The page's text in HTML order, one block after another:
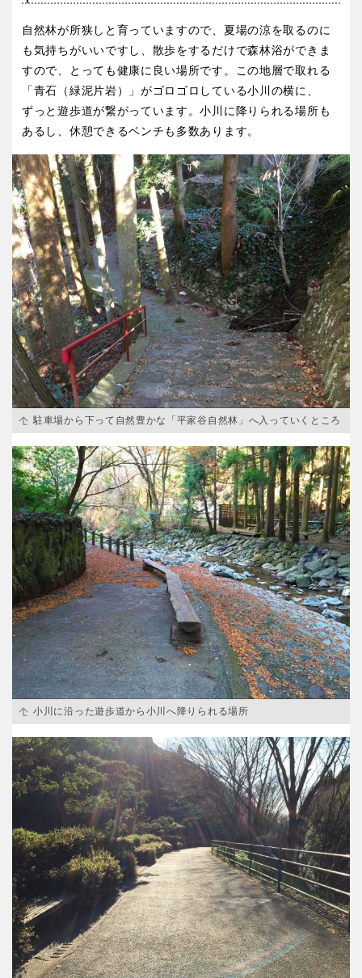
九州・沖縄
福岡 佐賀
長崎
大分 宮崎
鹿児島 沖縄
特徴で探す
自然林が所狭しと育っていますので、夏場の涼を取るのに
も気持ちがいいですし、散歩をするだけで森林浴ができま
すので、とっても健康に良い場所です。この地層で取れる
「青石（緑泥片岩）」がゴロゴロしている小川の横に、
ずっと遊歩道が繋がっています。小川に降りられる場所も
あるし、休憩できるベンチも多数あります。
駐車場から下って自然豊かな「平家谷自然林」へ入っていくところ
小川に沿った遊歩道から小川へ降りられる場所